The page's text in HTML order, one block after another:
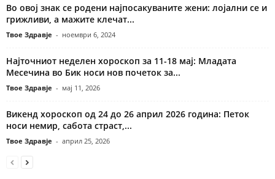
Во овој знак се родени најпосакуваните жени: лојални се и
грижливи, а мажите клечат...
Твое Здравје - ноември 6, 2024
Најточниот неделен хороскоп за 11-18 мај: Младата
Месечина во Бик носи нов почеток за...
Твое Здравје - мај 11, 2026
Викенд хороскоп од 24 до 26 април 2026 година: Петок
носи немир, сабота страст,...
Твое Здравје - април 25, 2026